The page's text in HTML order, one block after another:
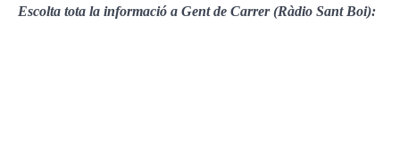
Escolta tota la informació a Gent de Carrer (Ràdio Sant Boi):